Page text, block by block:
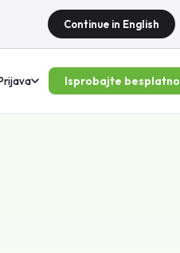
Continue in English
Isprobajte besplatno